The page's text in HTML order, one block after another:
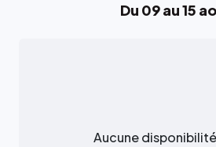
Du 09 au 15
Aucune